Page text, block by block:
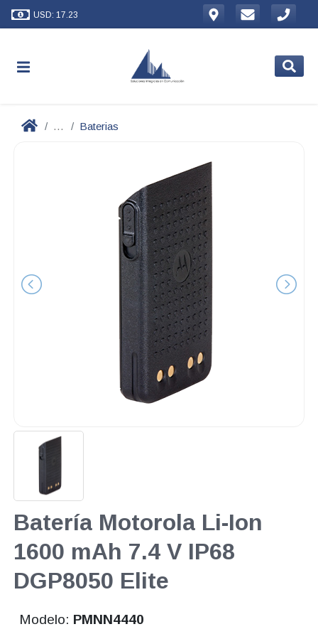
USD: 17.23
... Baterias
Batería Motorola Li-Ion
1600 mAh 7.4 V IP68
DGP8050 Elite
Modelo: PMNN4440